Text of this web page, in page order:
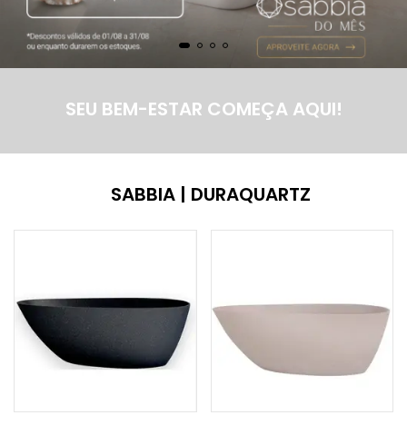
SEU BEM-ESTAR COMEÇA AQUI!
SABBIA | DURAQUARTZ